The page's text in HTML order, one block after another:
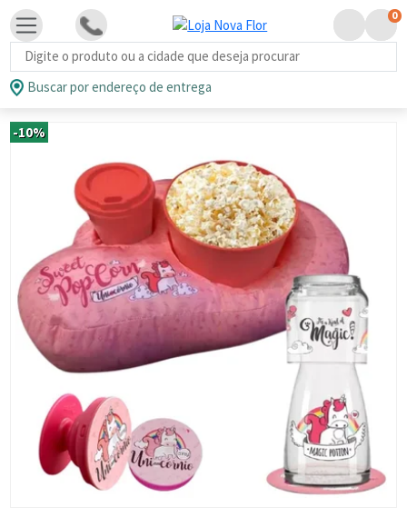
Busca de produtos
0
Buscar por endereço de entrega
-10%